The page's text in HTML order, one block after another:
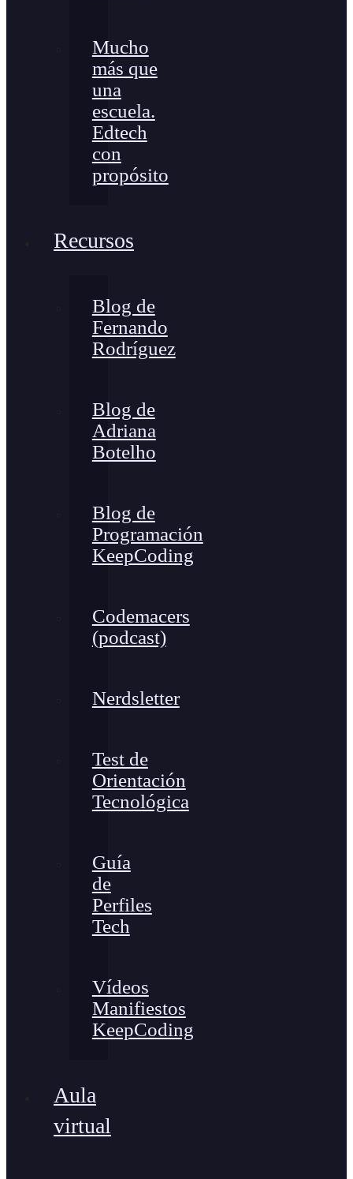
Mucho
más que
una
escuela.
Edtech
con
propósito
Recursos
Blog de
Fernando
Rodríguez
Blog de
Adriana
Botelho
Blog de
Programación
KeepCoding
Codemacers
(podcast)
Nerdsletter
Test de
Orientación
Tecnológica
Guía
de
Perfiles
Tech
Vídeos
Manifiestos
KeepCoding
Aula
virtual